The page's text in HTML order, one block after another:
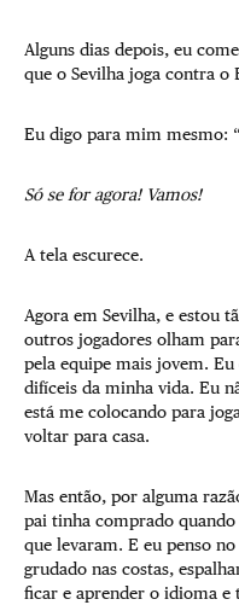
Alguns dias depois, eu
que o Sevilha joga contra o
Eu digo para mim mesmo:
Só se for agora! Vamos!
A tela escurece.
Agora em Sevilha, e estou
outros jogadores olham
pela equipe mais jovem.
difíceis da minha vida. Eu
está me colocando para
voltar para casa.
Mas então, por alguma
pai tinha comprado quando
que levaram. E eu penso
grudado nas costas,
ficar e aprender o idioma e